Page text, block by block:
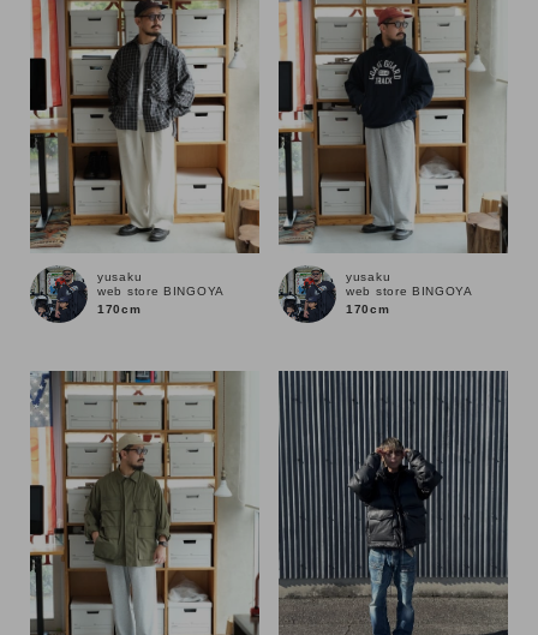
キーワード
性別
MENS LADIES KIDS
カテゴリ
サイズ
yusaku
web store BINGOYA
170cm
yusaku
web store BINGOYA
170cm